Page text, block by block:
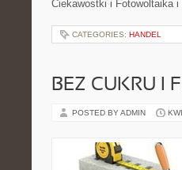
Ciekawostki i Fotowoltaika
CATEGORIES: HANDEL
BEZ CUKRU I
POSTED BY ADMIN